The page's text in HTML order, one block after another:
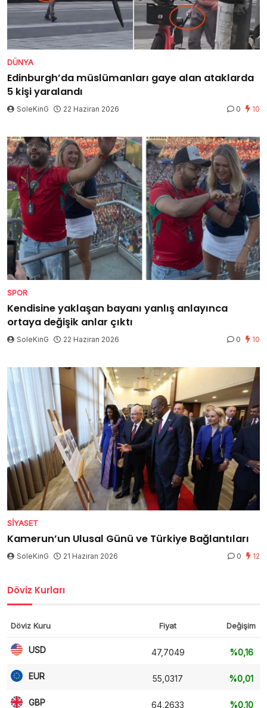
DÜNYA
Edinburgh’da müslümanları gaye alan ataklarda
5 kişi yaralandı
SoleKinG 22 Haziran 2026 0 10
SPOR
Kendisine yaklaşan bayanı yanlış anlayınca
ortaya değişik anlar çıktı
SoleKinG 22 Haziran 2026 0 10
SIYASET
Kamerun’un Ulusal Günü ve Türkiye Bağlantıları
SoleKinG 21 Haziran 2026 0 12
Döviz Kurları
Döviz Kuru Fiyat Değişim
USD 47,7049 %0,16
EUR 55,0317 %0,01
GBP 64,2633 %0,10